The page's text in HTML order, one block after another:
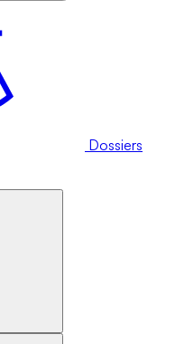
Dossiers